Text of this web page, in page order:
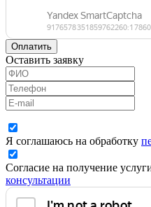
Оплатить
Оставить заявку
Я соглашаюсь на обработку
Согласие на получение
консультации